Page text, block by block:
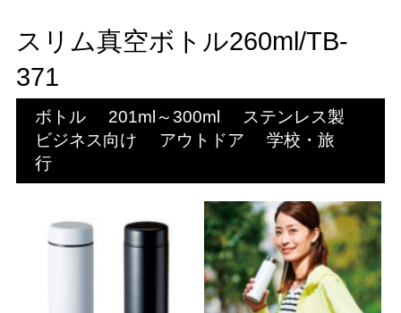
スリム真空ボトル260ml/TB-
371
ボトル 201ml～300ml
ステンレス製
ビジネス向け
アウトドア
学校・旅
行